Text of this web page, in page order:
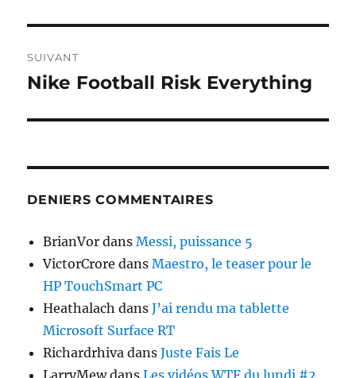
SUIVANT
Publication
Nike Football Risk Everything
DENIERS COMMENTAIRES
BrianVor dansMessi, puissance 5
VictorCrore dansMaestro, le teaser pour le
HP TouchSmart PC
Heathalach dansJ’ai rendu ma tablette
Microsoft Surface RT
Richardrhiva dansJuste Fais Le
LarryMewdansLes vidéos WTF du lundi #2